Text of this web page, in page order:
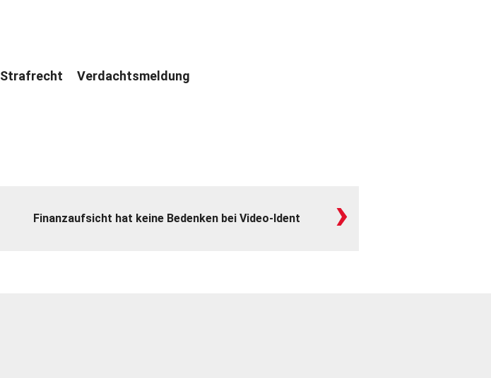
Strafrecht
Verdachtsmeldung
Finanzaufsicht hat keine Bedenken bei Video-Ident ›